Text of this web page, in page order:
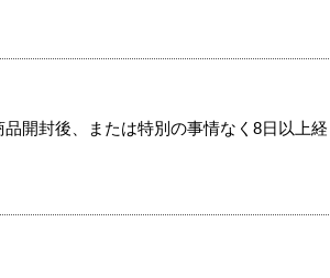
開封後、または特別の事情なく8日以上経